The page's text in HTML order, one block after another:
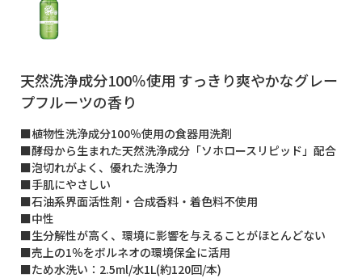
天然洗浄成分100％使用 すっきり爽やかなグレー
プフルーツの香り
■植物性洗浄成分100％使用の食器用洗剤
■酵母から生まれた天然洗浄成分「ソホロースリピッド」配合
■泡切れがよく、優れた洗浄力
■手肌にやさしい
■石油系界面活性剤・合成香料・着色料不使用
■中性
■生分解性が高く、環境に影響を与えることがほとんどない
■売上の1％をボルネオの環境保全に活用
■ため水洗い：2.5ml/水1L(約120回/本)